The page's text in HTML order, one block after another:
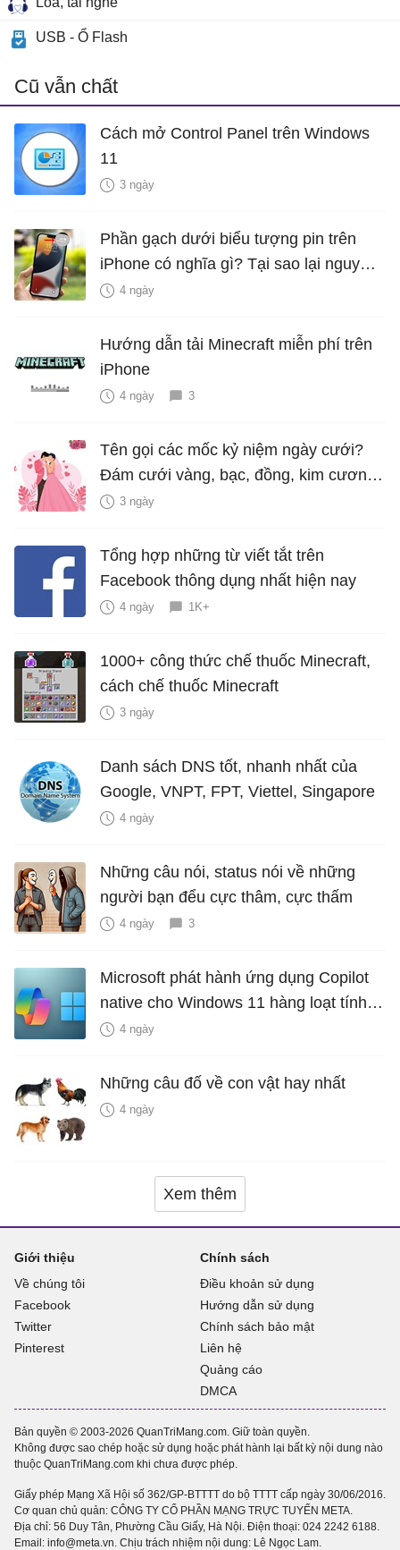
USB - Ổ Flash
Cũ vẫn chất
Cách mở Control Panel trên Windows
11
3 ngày
Phần gạch dưới biểu tượng pin trên
iPhone có nghĩa gì? Tại sao lại nguy
hiểm?
4 ngày
Hướng dẫn tải Minecraft miễn phí trên
iPhone
4 ngày 3
Tên gọi các mốc kỷ niệm ngày cưới?
Đám cưới vàng, bạc, đồng, kim cương
là bao nhiêu năm?
3 ngày
Tổng hợp những từ viết tắt trên
Facebook thông dụng nhất hiện nay
4 ngày 1K+
1000+ công thức chế thuốc Minecraft,
cách chế thuốc Minecraft
3 ngày
Danh sách DNS tốt, nhanh nhất của
Google, VNPT, FPT, Viettel, Singapore
4 ngày
Những câu nói, status nói về những
người bạn đểu cực thâm, cực thấm
4 ngày 3
Microsoft phát hành ứng dụng Copilot
native cho Windows 11 hàng loạt tính
năng mới Hữu Ích
4 ngày
Những câu đố về con vật hay nhất
4 ngày
Xem thêm
Giới thiệu
Về chúng tôi
Facebook
Twitter
Pinterest
Chính sách
Điều khoản sử dụng
Hướng dẫn sử dụng
Chính sách bảo mật
Liên hệ
Quảng cáo
DMCA
Bản quyền © 2003-2026 QuanTriMang.com. Giữ toàn quyền.
Không được sao chép hoặc sử dụng hoặc phát hành lại bất kỳ nội dung nào
thuộc QuanTriMang.com khi chưa được phép.
Giấy phép Mạng Xã Hội số 362/GP-BTTTT do bộ TTTT cấp ngày 30/06/2016.
Cơ quan chủ quản: CÔNG TY CỔ PHẦN MẠNG TRỰC TUYẾN META.
Địa chỉ: 56 Duy Tân, Phường Cầu Giấy, Hà Nội. Điện thoại: 024 2242 6188.
Email: info@meta.vn. Chịu trách nhiệm nội dung: Lê Ngọc Lam.